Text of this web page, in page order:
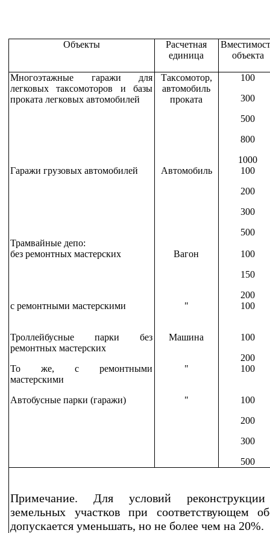
Объекты
Расчетная
единица
объекта
Многоэтажные гаражи для
легковых таксомоторов и базы
проката легковых автомобилей
Таксомотор,
автомобиль
проката
100
300
500
800
1000
Гаражи грузовых автомобилей
Автомобиль
100
200
300
500
Трамвайные депо:
без ремонтных мастерских
Вагон
100
150
200
с ремонтными мастерскими
" 100
Троллейбусные парки без
ремонтных мастерских
Машина
100
200
То же, с ремонтными
мастерскими
" 100
Автобусные парки (гаражи) "
100
200
300
500
Примечание. Для условий
земельных участков при соответствующем
допускается уменьшать, но не более чем на 20%.